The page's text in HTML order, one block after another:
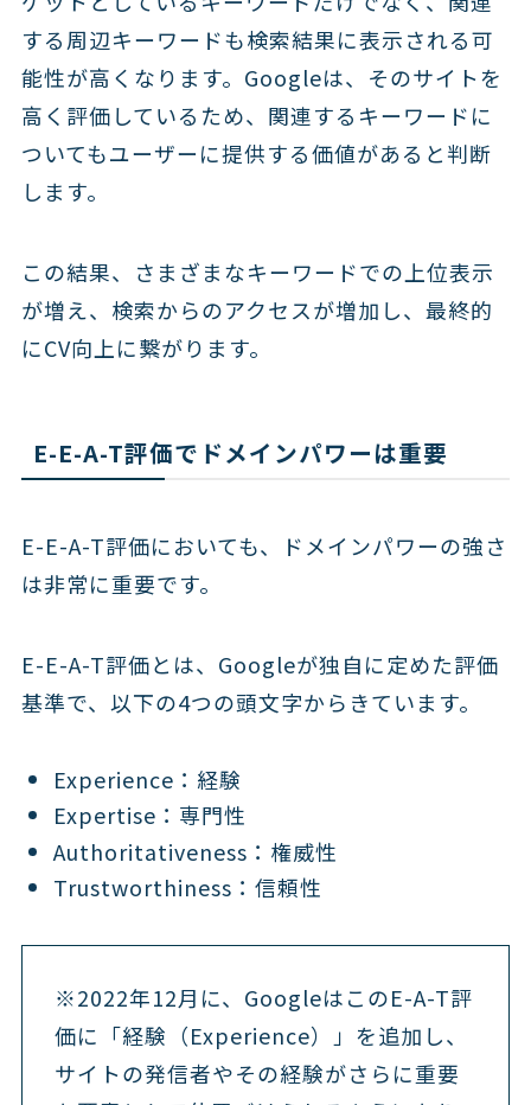
する周辺キーワードも検索結果に表示される可
能性が高くなります。Googleは、そのサイトを
高く評価しているため、関連するキーワードに
ついてもユーザーに提供する価値があると判断
します。
この結果、さまざまなキーワードでの上位表示
が増え、検索からのアクセスが増加し、最終的
にCV向上に繋がります。
E-E-A-T評価でドメインパワーは重要
E-E-A-T評価においても、ドメインパワーの強さ
は非常に重要です。
E-E-A-T評価とは、Googleが独自に定めた評価
基準で、以下の4つの頭文字からきています。
Experience：経験
Expertise：専門性
Authoritativeness：権威性
Trustworthiness：信頼性
※2022年12月に、GoogleはこのE-A-T評
価に「経験（Experience）」を追加し、
サイトの発信者やその経験がさらに重要